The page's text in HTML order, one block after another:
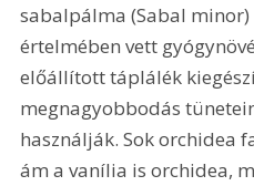
sabalpálma (Sabal minor)
értelmében vett
előállított táplálék
megnagyobbodás
használják. Sok orchidea
ám a vanília is orchidea,